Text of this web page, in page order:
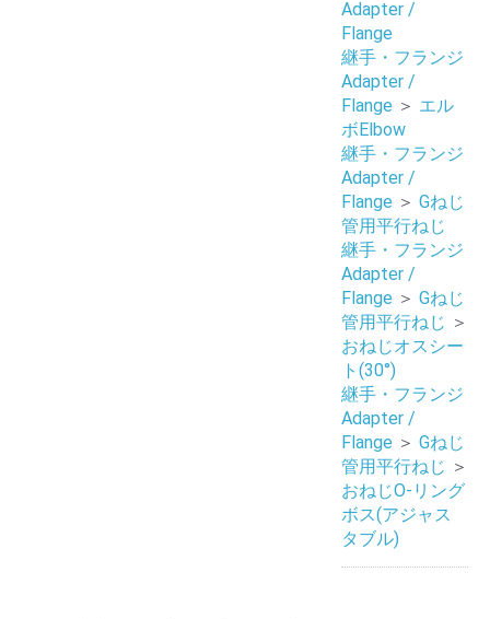
Adapter /
Flange
継手・フランジ
Adapter /
Flange ＞ エル
ボElbow
継手・フランジ
Adapter /
Flange ＞ Gねじ
管用平行ねじ
継手・フランジ
Adapter /
Flange ＞ Gねじ
管用平行ねじ ＞
おねじオスシー
ト(30°)
継手・フランジ
Adapter /
Flange ＞ Gねじ
管用平行ねじ ＞
おねじO-リング
ボス(アジャス
タブル)